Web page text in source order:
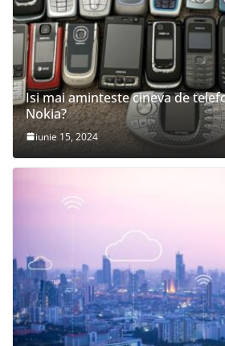
Isi mai aminteste cineva de
Nokia?
iunie 15, 2024